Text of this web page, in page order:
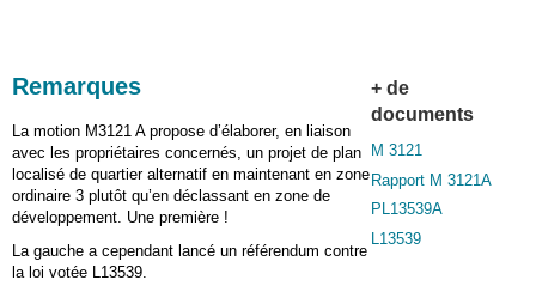
Remarques
La motion M3121 A propose d’élaborer, en liaison
avec les propriétaires concernés, un projet de plan
localisé de quartier alternatif en maintenant en zone
ordinaire 3 plutôt qu’en déclassant en zone de
développement. Une première !
La gauche a cependant lancé un référendum contre
la loi votée L13539.
+ de
documents
M 3121
Rapport M 3121A
PL13539A
L13539